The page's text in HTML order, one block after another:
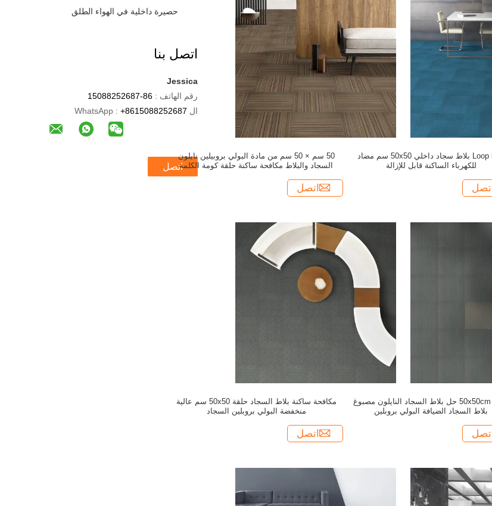
حصيرة داخلية في الهواء الطلق
اتصل بنا
Jessica
رقم الهاتف :
ال WhatsApp : +8615088252687
اتصل
50 سم × 50 سم من مادة البولي بروبيلين نايلون
السجاد والبلاط مكافحة ساكنة حلقة كومة الكلمة
اتصل
Loop Pile بلاط سجاد داخلي 50x50 سم مضاد
للكهرباء الساكنة قابل للإزالة
اتصل
مكافحة ساكنة بلاط السجاد حلقة 50x50 سم عالية
منخفضة البولي بروبلين السجاد
اتصل
كومة 50x50cm حل بلاط السجاد النايلون مصبوغ
بلاط السجاد الضيافة البولي بروبلين
اتصل